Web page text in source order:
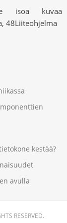
isoa kuvaa
48Liiteohjelma
kestää?
avulla
RESERVED.